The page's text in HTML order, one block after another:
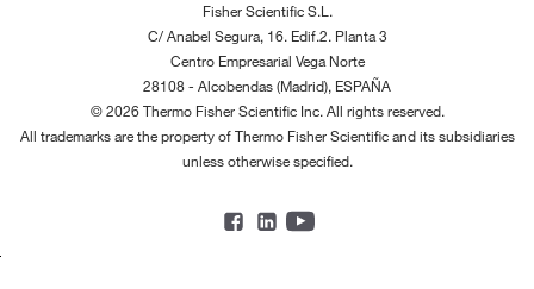
Fisher Scientific S.L.
C/ Anabel Segura, 16. Edif.2. Planta 3
Centro Empresarial Vega Norte
28108 - Alcobendas (Madrid), ESPAÑA
© 2026 Thermo Fisher Scientific Inc. All rights reserved.
All trademarks are the property of Thermo Fisher Scientific and its subsidiaries
unless otherwise specified.